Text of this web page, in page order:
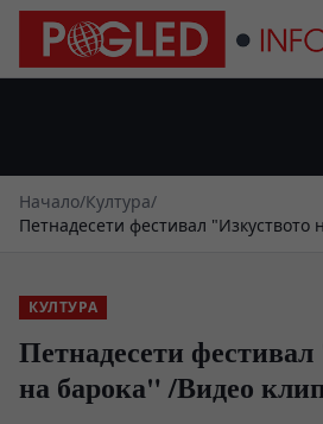
Начало/Култура/
Петнадесети фестивал "Изкуството
КУЛТУРА
Петнадесети
на барока" /Видео